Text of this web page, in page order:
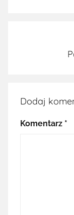
Dodaj
Komentarz *